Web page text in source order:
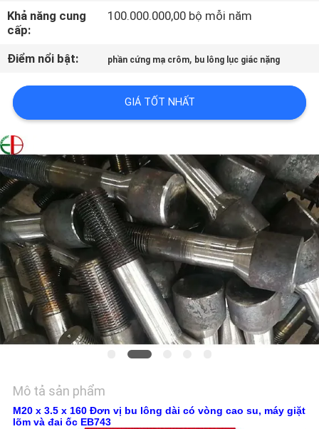
KIỂM
SOÁT
CHẤT
LƯỢNG
LIÊN
HỆ
CHÚNG
TÔI
TIN
TỨC
YÊU
BÁO
GIÁ
Khả năng cung
cấp:
100.000.000,00 bộ mỗi năm
Điểm nổi bật: phần cứng mạ crôm, bu lông lục giác nặng
GIÁ TỐT NHẤT
Mô tả sản phẩm
M20 x 3.5 x 160 Đơn vị bu lông dài có vòng cao su, máy giặt
lõm và đai ốc EB743